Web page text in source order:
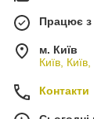
Працює з
м. Київ
Київ,
Контакти